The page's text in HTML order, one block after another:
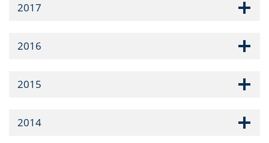
2017
2016
2015
2014